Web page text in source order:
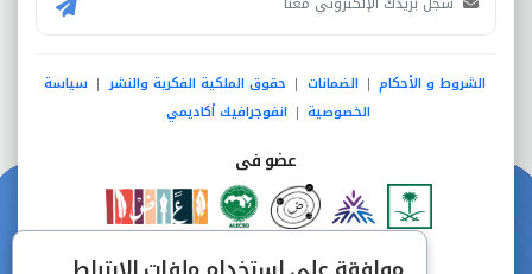
الشروط و الأحكام | الضمانات | حقوق الملكية الفكرية والنشر | سياسة
الخصوصية | انفوجرافيك أكاديمي
عضو فى
دفع آمن من خلال